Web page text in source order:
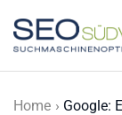
Skip to
Home
Google: